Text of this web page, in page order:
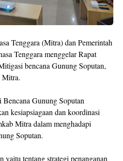
Tenggara (Mitra) dan Pemerintah
Tenggara menggelar Rapat
bencana Gunung Soputan,
Mitra.
Gunung Soputan
kesiapsiagaan dan koordinasi
Mitra dalam menghadapi
Soputan.
yaitu tentang strategi penanganan